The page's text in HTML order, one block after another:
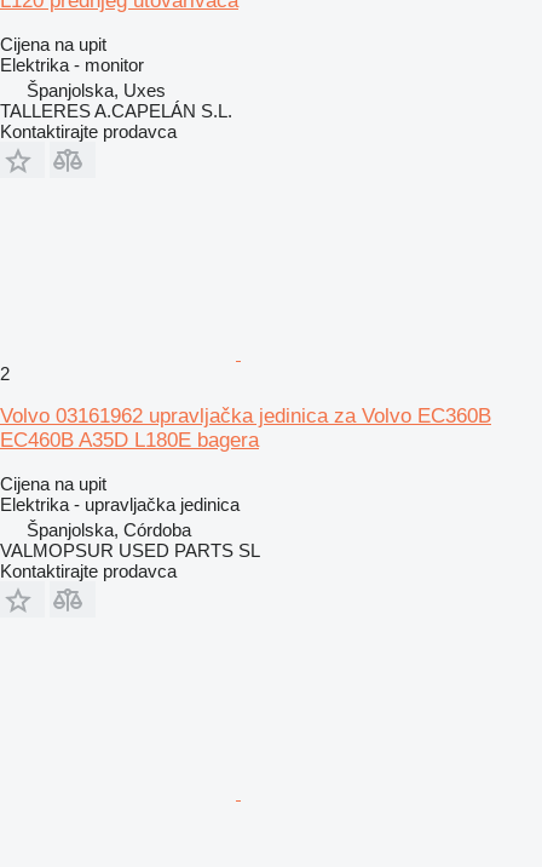
Cijena na upit
Elektrika - monitor
Španjolska, Uxes
TALLERES A.CAPELÁN S.L.
Kontaktirajte prodavca
2
Volvo 03161962 upravljačka jedinica za Volvo EC360B
EC460B A35D L180E bagera
Cijena na upit
Elektrika - upravljačka jedinica
Španjolska, Córdoba
VALMOPSUR USED PARTS SL
Kontaktirajte prodavca